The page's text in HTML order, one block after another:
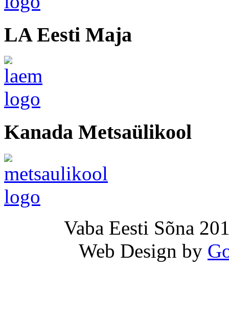
LA Eesti Maja
Kanada Metsaülikool
Vaba Eesti Sõna
Web Design by